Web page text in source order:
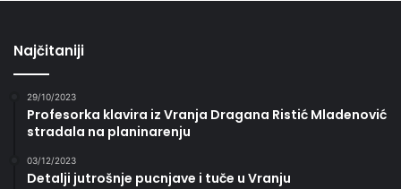
Najčitaniji
29/10/2023
Profesorka klavira iz Vranja Dragana Ristić Mladenović
stradala na planinarenju
03/12/2023
Detalji jutrošnje pucnjave i tuče u Vranju